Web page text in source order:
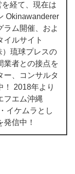
経て、現在は
Okinawanderer
ラム開催、およ
イルサイト
琉球プレスの
業者との接点を
ー、コンサルタ
！ 2018年より
フエム沖縄
イケムラとし
信中！